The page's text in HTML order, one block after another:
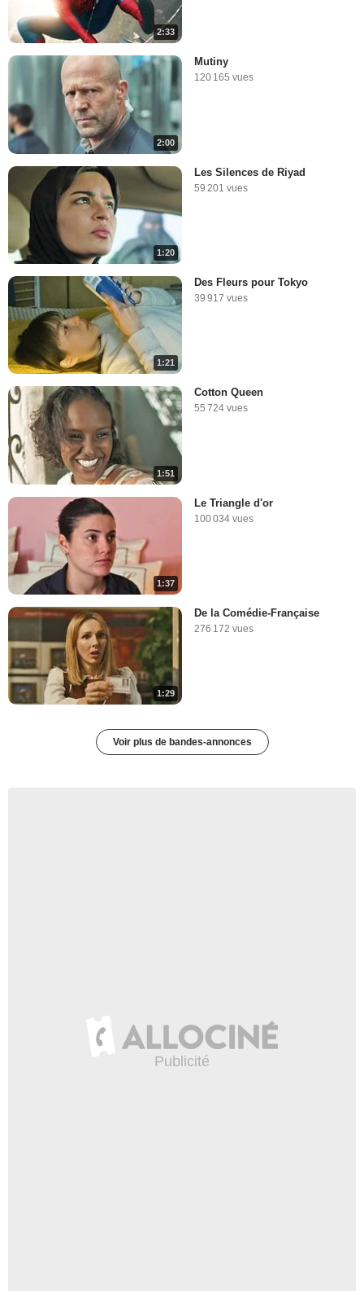
2:33
2:00
Mutiny
120 165 vues
1:20
Les Silences de Riyad
59 201 vues
1:21
Des Fleurs pour Tokyo
39 917 vues
1:51
Cotton Queen
55 724 vues
1:37
Le Triangle d'or
100 034 vues
1:29
De la Comédie-Française
276 172 vues
Voir plus de bandes-annonces